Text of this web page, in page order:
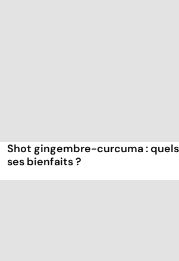
Shot gingembre-curcuma :
ses bienfaits ?